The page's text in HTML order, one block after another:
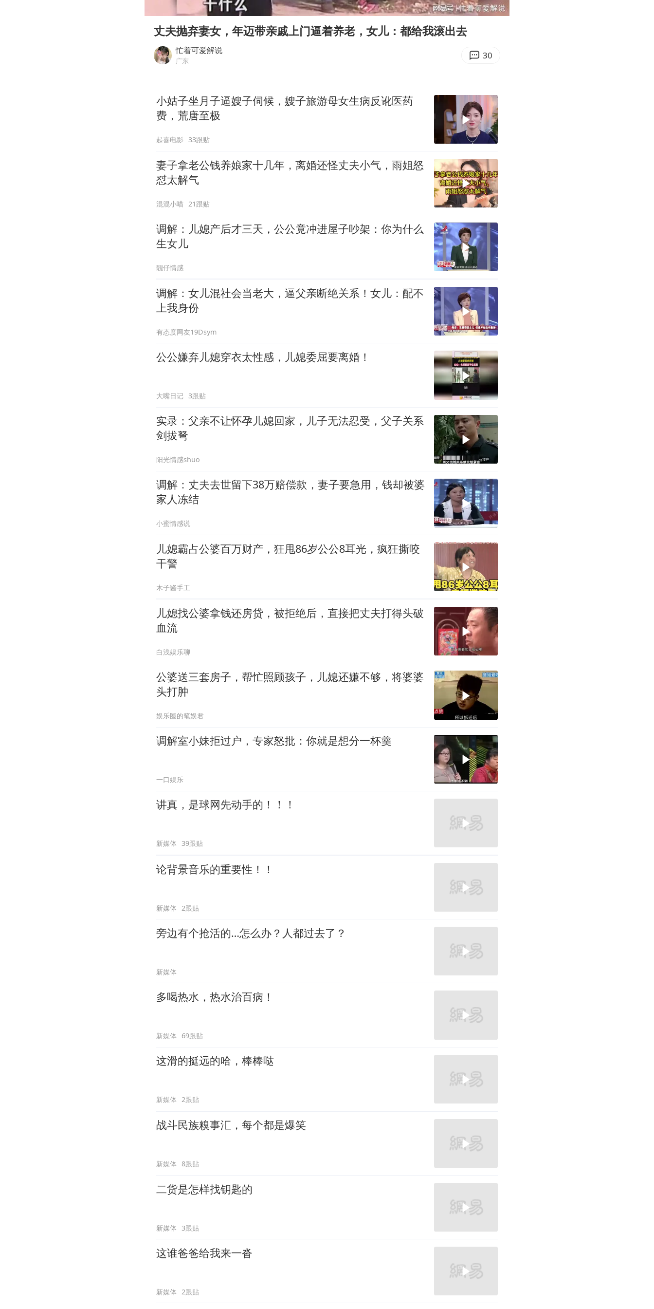
国防部：坚决反制任何闹海挑衅图谋
台湾海峡南口北上船舶实施交通管制
山东潍坊发布大风黄色预警
06:41
Enter
丈夫抛弃妻女，年迈带亲戚上门逼着养老，女儿：都给我滚出去
忙着可爱解说
广东 30
小姑子坐月子逼嫂子伺候，嫂子旅游母女生病反讹医药
费，荒唐至极
起喜电影 33跟贴
妻子拿老公钱养娘家十几年，离婚还怪丈夫小气，雨姐怒
怼太解气
混混小喵 21跟贴
调解：儿媳产后才三天，公公竟冲进屋子吵架：你为什么
生女儿
靓仔情感
调解：女儿混社会当老大，逼父亲断绝关系！女儿：配不
上我身份
有态度网友19Dsym
公公嫌弃儿媳穿衣太性感，儿媳委屈要离婚！
大嘴日记 3跟贴
实录：父亲不让怀孕儿媳回家，儿子无法忍受，父子关系
剑拔弩
阳光情感shuo
调解：丈夫去世留下38万赔偿款，妻子要急用，钱却被婆
家人冻结
小蜜情感说
儿媳霸占公婆百万财产，狂甩86岁公公8耳光，疯狂撕咬
干警
木子酱手工
儿媳找公婆拿钱还房贷，被拒绝后，直接把丈夫打得头破
血流
白浅娱乐聊
公婆送三套房子，帮忙照顾孩子，儿媳还嫌不够，将婆婆
头打肿
娱乐圈的笔娱君
调解室小妹拒过户，专家怒批：你就是想分一杯羹
一口娱乐
讲真，是球网先动手的！！！
新媒体 39跟贴
论背景音乐的重要性！！
新媒体 2跟贴
旁边有个抢活的…怎么办？人都过去了？
新媒体
多喝热水，热水治百病！
新媒体 69跟贴
这滑的挺远的哈，棒棒哒
新媒体 2跟贴
战斗民族糗事汇，每个都是爆笑
新媒体 8跟贴
二货是怎样找钥匙的
新媒体 3跟贴
这谁爸爸给我来一沓
新媒体 2跟贴